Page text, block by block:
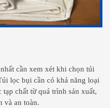
cần xem xét khi chọn túi
lọc bụi cần có khả năng loại
chất từ quá trình sản xuất,
và an toàn.